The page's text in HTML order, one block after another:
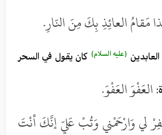
مَقامُ العائِذِ بِكَ مِنَ النّارِ.
(عليه السلام) كان يقول في السحر
العَفْوَ العَفْوَ.
لي وَارْحَمْني وَتُبْ عَليّ إنَّكَ أنْتَ